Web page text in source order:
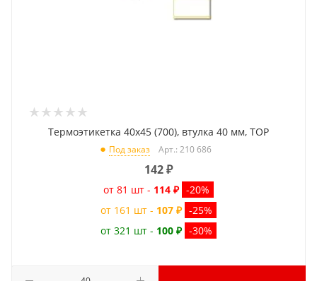
Термоэтикетка 40x45 (700), втулка 40 мм, TOP
Под заказ Арт.: 210 686
142₽
от 81 шт - 114 ₽ -20%
от 161 шт - 107 ₽ -25%
от 321 шт - 100 ₽ -30%